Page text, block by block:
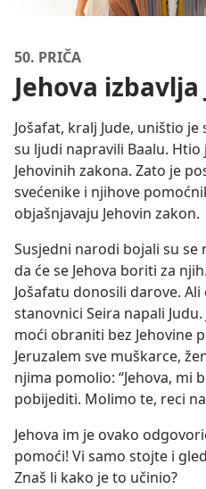
50. PRIČA
Jehova
Jošafat, kralj Jude, uništio
su ljudi napravili Baalu. Htio
Jehovinih zakona. Zato je
svećenike i njihove
objašnjavaju Jehovin zakon.
Susjedni narodi bojali su se
da će se Jehova boriti za
Jošafatu donosili darove.
stanovnici Seira napali
moći obraniti bez Jehovine
Jeruzalem sve muškarce,
njima pomolio: “Jehova, mi
pobijediti. Molimo te, reci
Jehova im je ovako
pomoći! Vi samo stojte i
Znaš li kako je to učinio?